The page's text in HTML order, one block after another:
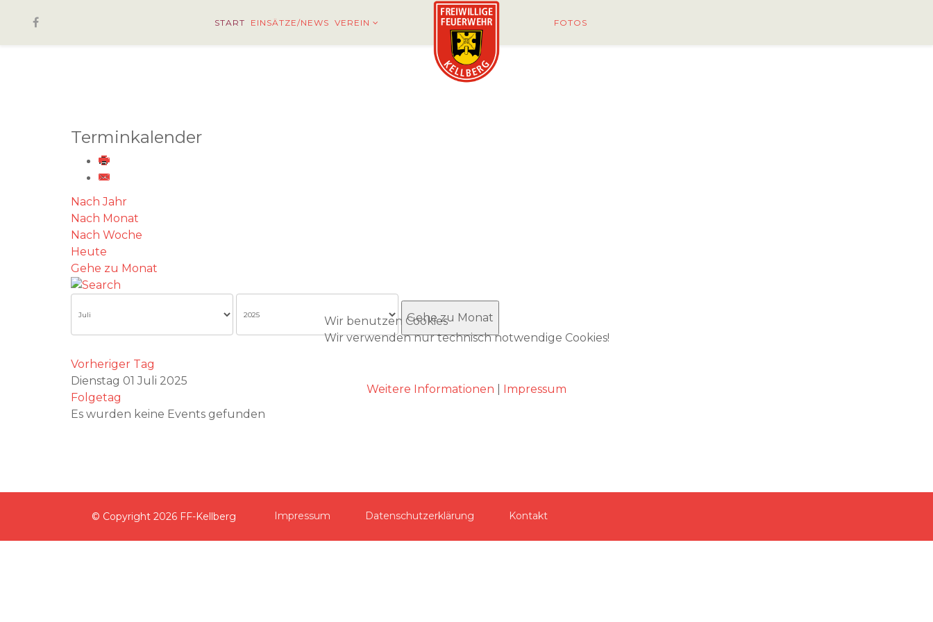
START EINSÄTZE/NEWS VEREIN FOTOS
Terminkalender
Nach Jahr
Nach Monat
Nach Woche
Heute
Gehe zu Monat
Gehe zu Monat
Vorheriger Tag
Dienstag 01 Juli 2025
Folgetag
Es wurden keine Events gefunden
© Copyright 2026 FF-Kellberg Impressum Datenschutzerklärung Kontakt
Wir benutzen Cookies
Wir verwenden nur technisch notwendige Cookies!
Weitere Informationen
Impressum